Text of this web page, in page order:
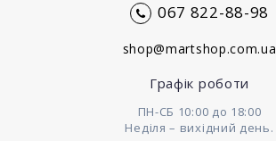
067 822-88-98
shop@martshop.com.ua
Графік роботи
ПН-СБ 10:00 до 18:00
Неділя – вихідний день.